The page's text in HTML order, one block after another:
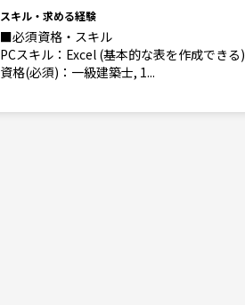
スキル・求める経験
■必須資格・スキル
PCスキル：Excel (基本的な表を作成できる)
資格(必須)：一級建築士, 1...